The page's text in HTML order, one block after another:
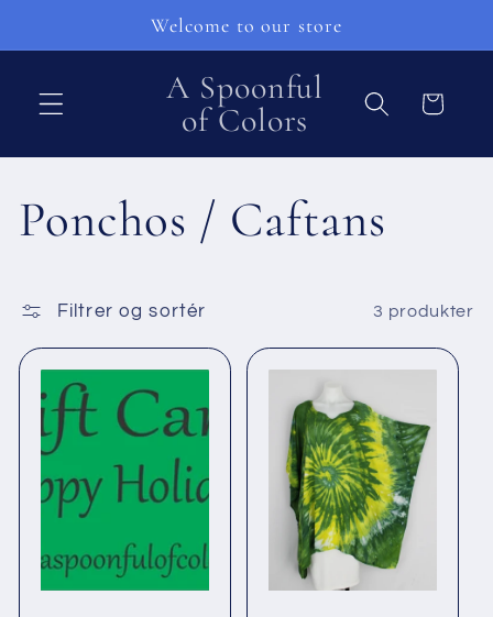
Welcome to our store
A Spoonful
of Colors
Indkøbskurv
K
l
k
Ponchos / Caftans
Filtrer og sortér 3 produkter